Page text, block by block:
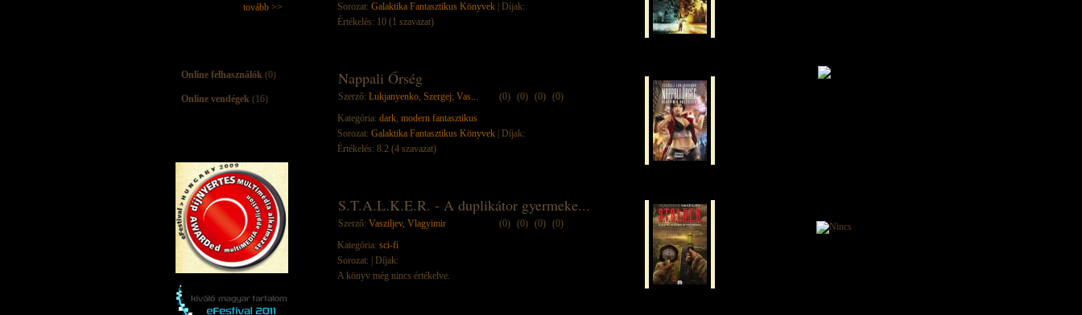
tovább >>
Online felhasználók (0)
Online vendégek(16)
Sorozat: Galaktika Fantasztikus Könyvek| Díjak:
Értékelés: 10 (1 szavazat)
Nappali Őrség
Szerző: Lukjanyenko, Szergej; Vas... (0) (0) (0) (0)
Kategória: dark, modern fantasztikus
Sorozat: Galaktika Fantasztikus Könyvek| Díjak:
Értékelés: 8.2 (4 szavazat)
S.T.A.L.K.E.R. - A duplikátor gyermeke...
Szerző: Vasziljev, Vlagyimir (0) (0) (0) (0)
Kategória: sci-fi
Sorozat:
| Díjak:
A könyv még nincs értékelve.